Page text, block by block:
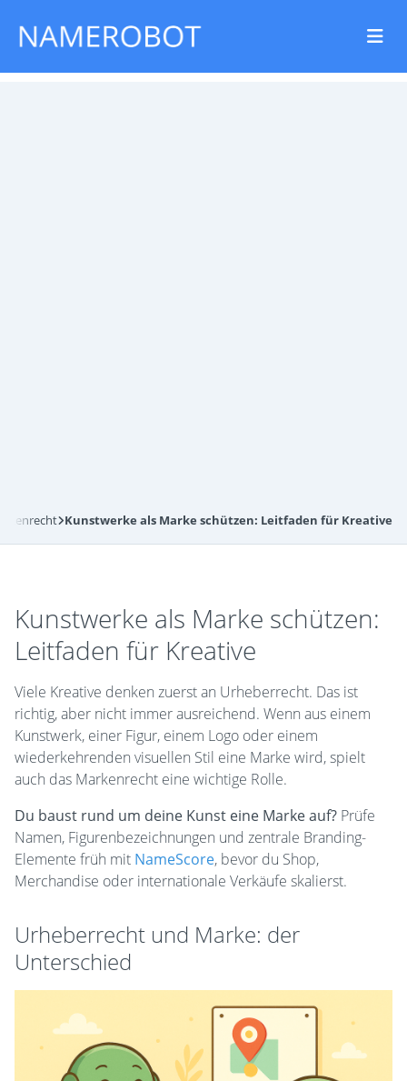
Kunstwerke als Marke schützen: Leitfaden für Kreative
Kunstwerke als Marke schützen:
Leitfaden für Kreative
Viele Kreative denken zuerst an Urheberrecht. Das ist
richtig, aber nicht immer ausreichend. Wenn aus einem
Kunstwerk, einer Figur, einem Logo oder einem
wiederkehrenden visuellen Stil eine Marke wird, spielt
auch das Markenrecht eine wichtige Rolle.
Du baust rund um deine Kunst eine Marke auf? Prüfe
Namen, Figurenbezeichnungen und zentrale Branding-
Elemente früh mit NameScore, bevor du Shop,
Merchandise oder internationale Verkäufe skalierst.
Urheberrecht und Marke: der
Unterschied